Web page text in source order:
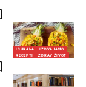
ISHRANA
IZDVAJAMO
RECEPTI
ZDRAV ŽIVOT